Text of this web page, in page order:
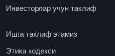
Инвесторлар учун таклиф
Ишга таклиф этамиз
Этика кодекси